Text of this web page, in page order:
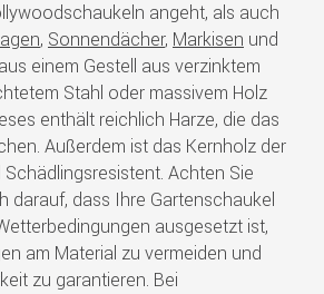
angeht, als auch
, Sonnendächer, Markisen und
einem Gestell aus verzinktem
Stahl oder massivem Holz
enthält reichlich Harze, die das
Außerdem ist das Kernholz der
Achten Sie
darauf, dass Ihre Gartenschaukel
ausgesetzt ist,
am Material zu vermeiden und
zu garantieren. Bei